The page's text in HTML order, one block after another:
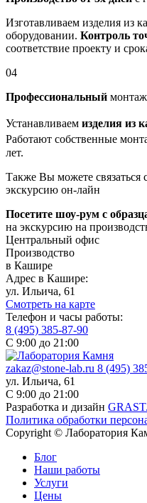
Изготавливаем изделия из
оборудовании. Контроль
соответствие проекту и
04
Профессиональный
Устанавливаем изделия из
Работают собственные
лет.
Также Вы можете связаться
экскурсию он-лайн
Посетите шоу-рум с
на экскурсию на
Центральный офис
Производство
в Кашире
Адрес в Кашире:
ул. Ильича, 61
Смотреть на карте
Телефон и часы работы:
8 (495) 385-87-90
С 9:00 до 21:00
zakaz@stone-lab.ru 8 (495)
ул. Ильича, 61
С 9:00 до 21:00
Разработка и дизайн
Политика обработки
Copyright © Лаборатория
Блог
Наши работы
Услуги
Цены